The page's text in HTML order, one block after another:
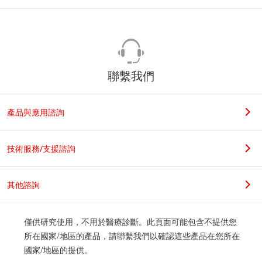
聯繫我們
產品與應用諮詢
技術服務/支援諮詢
其他諮詢
僅供研究使用，不用於醫療診斷。此頁面可能包含不提供您
所在國家/地區的產品，請聯繫我們以確認這些產品在您所在
國家/地區的提供。